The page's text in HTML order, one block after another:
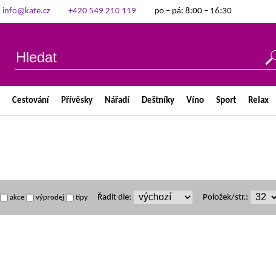
info@kate.cz +420 549 210 119 po – pá: 8:00 – 16:30
Cestování Přívěsky Nářadí Deštníky Víno Sport Relax
akce výprodej tipy Řadit dle: Položek/str.: